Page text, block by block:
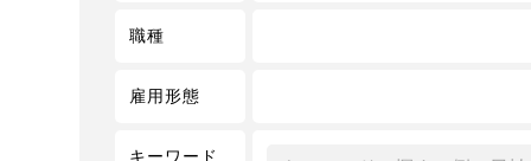
職種
雇用形態
キーワード